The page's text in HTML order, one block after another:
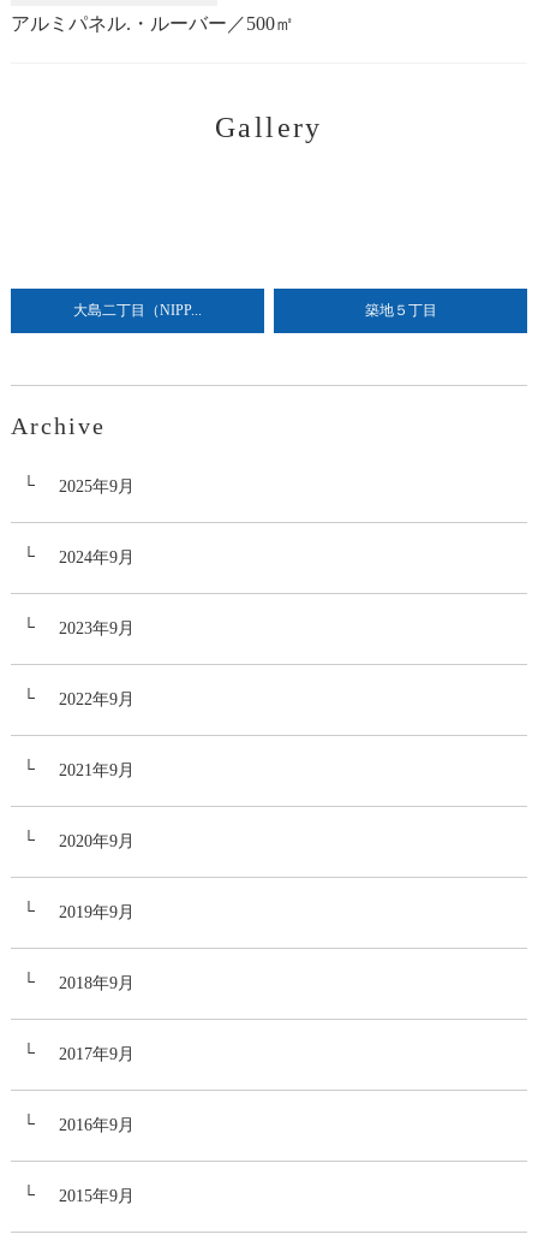
アルミパネル.・ルーバー／500㎡
Gallery
大島二丁目（NIPP... 築地５丁目
Archive
2025年9月
2024年9月
2023年9月
2022年9月
2021年9月
2020年9月
2019年9月
2018年9月
2017年9月
2016年9月
2015年9月